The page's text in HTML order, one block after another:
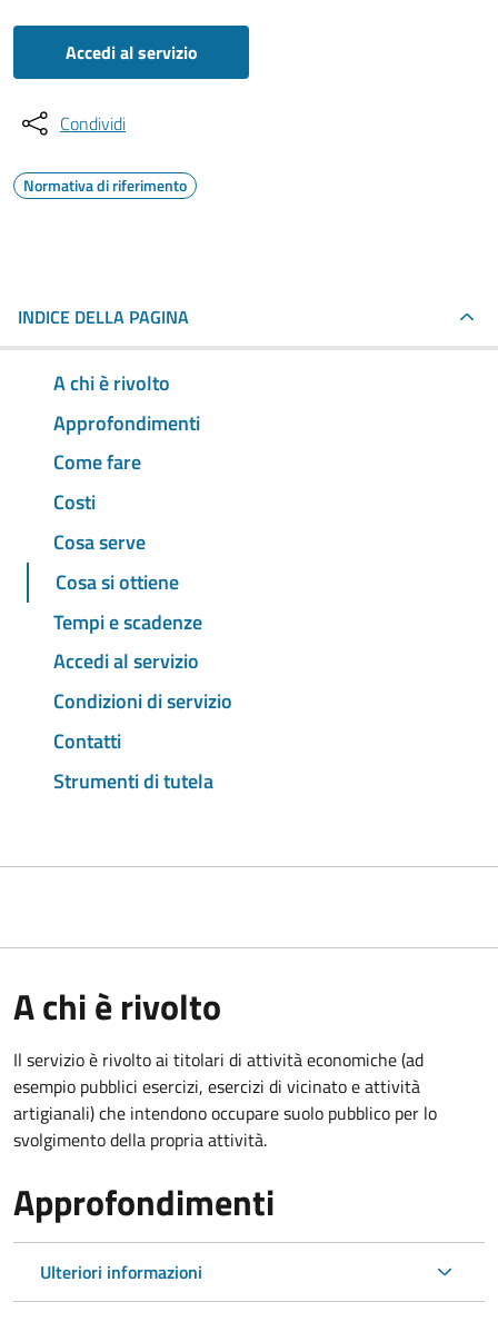
Accedi al servizio
Condividi
Normativa di riferimento
INDICE DELLA PAGINA
A chi è rivolto
Approfondimenti
Come fare
Costi
Cosa serve
Cosa si ottiene
Tempi e scadenze
Accedi al servizio
Condizioni di servizio
Contatti
Strumenti di tutela
A chi è rivolto
Il servizio è rivolto ai titolari di attività economiche (ad
esempio pubblici esercizi, esercizi di vicinato e attività
artigianali) che intendono occupare suolo pubblico per lo
svolgimento della propria attività.
Approfondimenti
Ulteriori informazioni